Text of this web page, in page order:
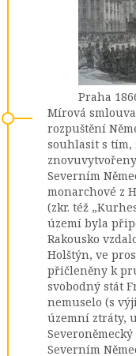
Praha
Mírová
rozpuštění
souhlasit s tím,
Severním
monarchové z
(zkr. též
území byla
Rakousko
Holštýn, ve
přičleněny k
svobodný stát
nemuselo (s
územní ztráty,
Severním